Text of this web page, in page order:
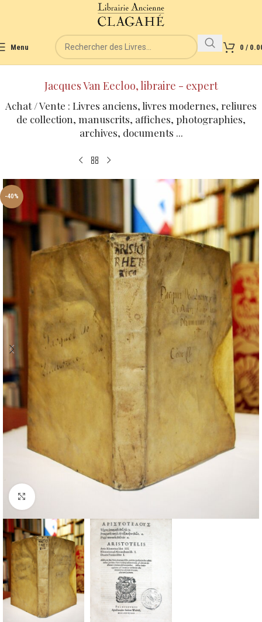
Menu 0 /
Jacques Van Eecloo, libraire - expert
Achat / Vente : Livres anciens, livres modernes, reliures
de collection, manuscrits, affiches, photographies,
archives, documents ...
-40%
Cliquez pour agrandir